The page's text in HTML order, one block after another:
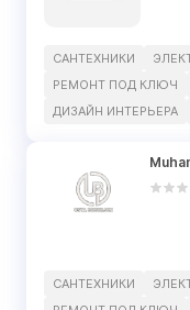
САНТЕХНИКИ
РЕМОНТ ПОД КЛЮЧ
ДИЗАЙН ИНТЕРЬЕРА
САНТЕХНИКИ